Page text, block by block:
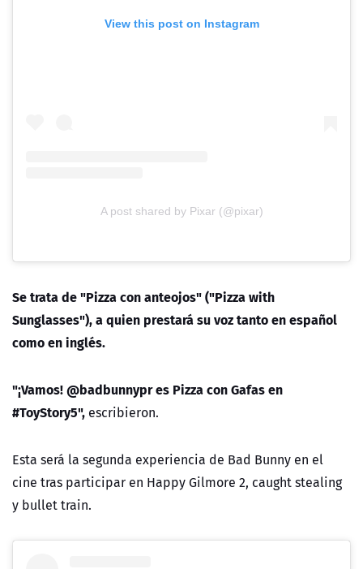
View this post on Instagram
A post shared by Pixar (@pixar)
Se trata de "Pizza con anteojos" ("Pizza with
Sunglasses"), a quien prestará su voz tanto en español
como en inglés.
"¡Vamos! @badbunnypr es Pizza con Gafas en
#ToyStory5", escribieron.
Esta será la segunda experiencia de Bad Bunny en el
cine tras participar en Happy Gilmore 2, caught stealing
y bullet train.